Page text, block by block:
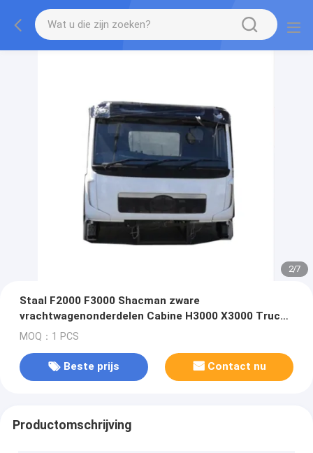
2/7
Staal F2000 F3000 Shacman zware
vrachtwagenonderdelen Cabine H3000 X3000 Truck
Cabin
MOQ：1 PCS
Beste prijs Contact nu
Productomschrijving